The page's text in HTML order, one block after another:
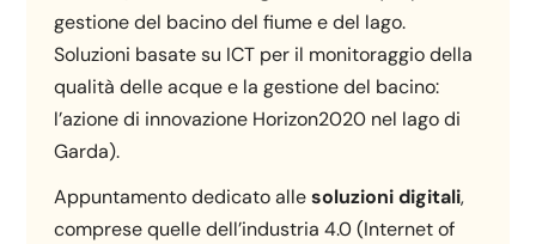
gestione del bacino del fiume e del lago.
Soluzioni basate su ICT per il monitoraggio della
qualità delle acque e la gestione del bacino:
l’azione di innovazione Horizon2020 nel lago di
Garda).
Appuntamento dedicato allesoluzioni digitali,
comprese quelle dell’industria 4.0 (Internet of